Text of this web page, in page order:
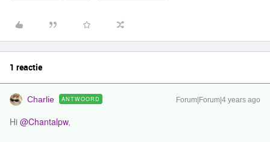
1 reactie
Charlie ANTWOORD Forum|Forum|4 years ago
Hi @Chantalpw,